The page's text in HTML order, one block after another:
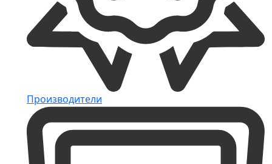
Производители